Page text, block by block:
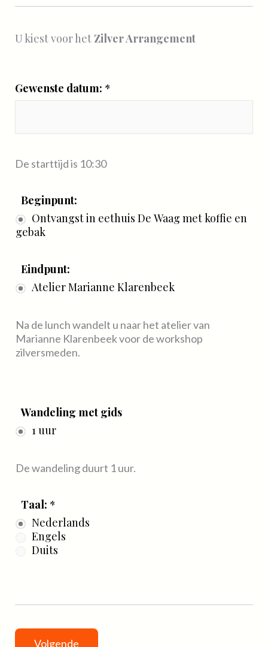
U kiest voor het Zilver Arrangement
Gewenste datum: *
De starttijd is 10:30
Beginpunt:
Ontvangst in eethuis De Waag met koffie en
gebak
Eindpunt:
Atelier Marianne Klarenbeek
Na de lunch wandelt u naar het atelier van
Marianne Klarenbeek voor de workshop
zilversmeden.
Wandeling met gids
1 uur
De wandeling duurt 1 uur.
Taal: *
Nederlands
Engels
Duits
Volgende